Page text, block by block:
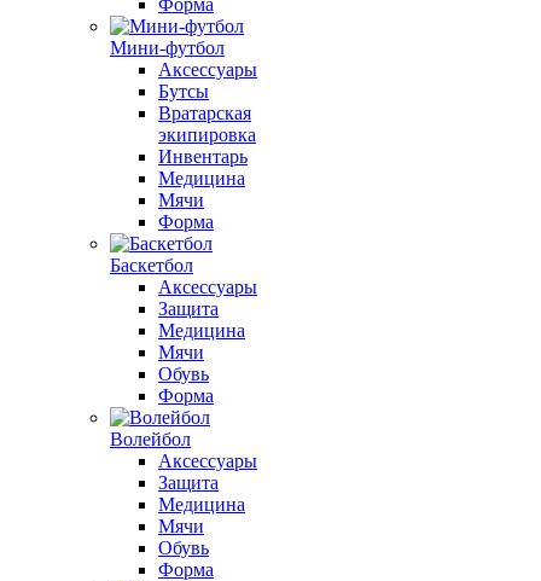
Форма
Мини-футбол
Аксессуары
Бутсы
Вратарская
экипировка
Инвентарь
Медицина
Мячи
Форма
Баскетбол
Аксессуары
Защита
Медицина
Мячи
Обувь
Форма
Волейбол
Аксессуары
Защита
Медицина
Мячи
Обувь
Форма